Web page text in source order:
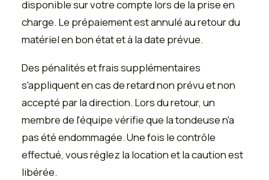
disponible sur votre compte lors de la prise en
charge. Le prépaiement est annulé au retour du
matériel en bon état et à la date prévue.
Des pénalités et frais supplémentaires
s'appliquent en cas de retard non prévu et non
accepté par la direction. Lors du retour, un
membre de l'équipe vérifie que la tondeuse n'a
pas été endommagée. Une fois le contrôle
effectué, vous réglez la location et la caution est
libérée.